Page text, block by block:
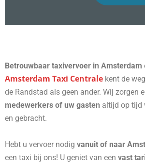
Betrouwbaar taxivervoer in Amsterdam
Amsterdam Taxi Centrale kent de
de Randstad als geen ander. Wij zorgen
medewerkers of uw gasten altijd op tijd
en gebracht.
Hebt u vervoer nodig vanuit of naar
een taxi bij ons! U geniet van een vast